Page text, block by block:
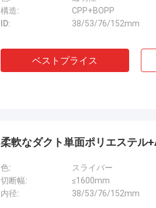
構造:
CPP+BOPP
ID:
38/53/76/152mm
ベストプライス
柔軟なダクト単面ポリエステル
色:
スライバー
切断幅:
≤1600mm
内径:
38/53/76/152mm